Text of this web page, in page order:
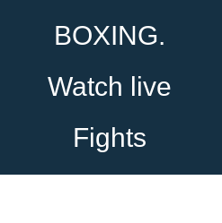
BOXING.
Watch live
Fights